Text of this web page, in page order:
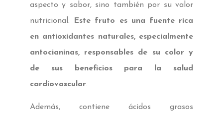
aspecto y sabor, sino también por su valor
nutricional.
Este fruto es una fuente rica
en antioxidantes naturales, especialmente
antocianinas, responsables de su color y
de sus beneficios para la salud
cardiovascular.
Además, contiene ácidos grasos